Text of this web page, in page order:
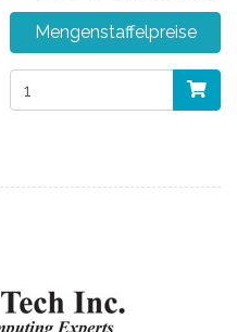
Mengenstaffelpreise